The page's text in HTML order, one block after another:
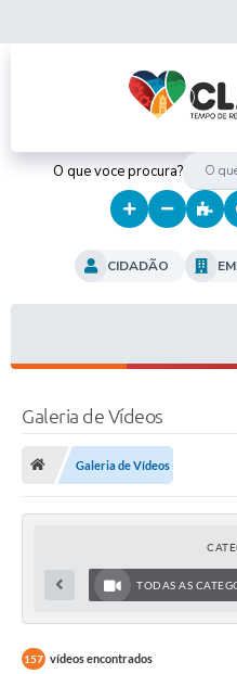
O que voce procura?
CIDADÃO
Galeria de Vídeos
Galeria de Vídeos
TODAS AS
157 vídeos encontrados